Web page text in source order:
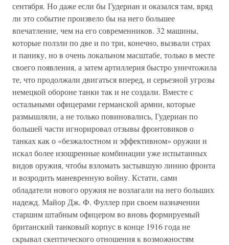
сентября. Но даже если бы Гудериан и оказался там, вряд
ли это событие произвело бы на него большее
впечатление, чем на его современников. 32 машины,
которые ползли по две и по три, конечно, вызвали страх
и панику, но в очень локальном масштабе, только в месте
своего появления, а затем артиллерия быстро уничтожила
те, что продолжали двигаться вперед, и серьезной угрозы
немецкой обороне танки так и не создали. Вместе с
остальными офицерами германской армии, которые
размышляли, а не только повиновались, Гудериан по
большей части игнорировал отзывы фронтовиков о
танках как о «безжалостном и эффективном» оружии и
искал более изощренные комбинации уже испытанных
видов оружия, чтобы взломать застывшую линию фронта
и возродить маневренную войну. Кстати, сами
обладатели нового оружия не возлагали на него больших
надежд. Майор Дж. Ф. Фуллер при своем назначении
старшим штабным офицером во вновь формируемый
британский танковый корпус в конце 1916 года не
скрывал скептического отношения к возможностям